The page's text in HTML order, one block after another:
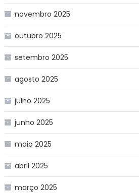
novembro 2025
outubro 2025
setembro 2025
agosto 2025
julho 2025
junho 2025
maio 2025
abril 2025
março 2025